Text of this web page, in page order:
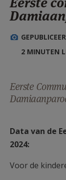
2 MINUTEN
Eerste
Data van de
2024:
Voor de